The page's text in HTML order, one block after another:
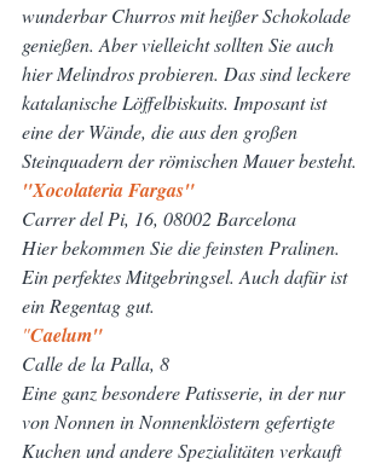
wunderbar Churros mit heißer Schokolade
genießen. Aber vielleicht sollten Sie auch
hier Melindros probieren. Das sind leckere
katalanische Löffelbiskuits. Imposant ist
eine der Wände, die aus den großen
Steinquadern der römischen Mauer besteht.
"Xocolateria Fargas"
Carrer del Pi, 16, 08002 Barcelona
Hier bekommen Sie die feinsten Pralinen.
Ein perfektes Mitgebringsel. Auch dafür ist
ein Regentag gut.
"Caelum"
Calle de la Palla, 8
Eine ganz besondere Patisserie, in der nur
von Nonnen in Nonnenklöstern gefertigte
Kuchen und andere Spezialitäten verkauft